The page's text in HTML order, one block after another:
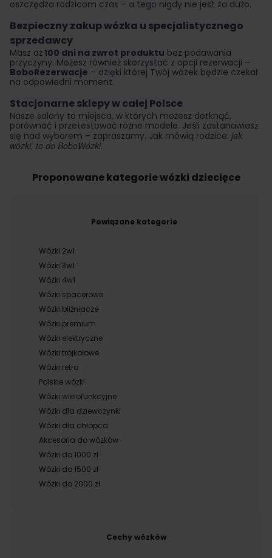
oszczędza rodzicom czas – a tego nigdy nie jest za dużo.
Bezpieczny zakup wózka u specjalistycznego
sprzedawcy
Masz aż100 dni na zwrot produktu bez podawania
przyczyny. Możesz również skorzystać z opcji rezerwacji –
BoboRezerwacje – dzięki której Twój wózek będzie czekał
na odpowiedni moment.
Stacjonarne sklepy w całej Polsce
Nasze salony to miejsca, w których możesz dotknąć,
porównać i przetestować różne modele. Jeśli zastanawiasz
się nad wyborem – zapraszamy. Jak mówią rodzice: jak
wózki, to do BoboWózki.
Proponowane kategorie wózki dziecięce
Powiązane kategorie
Wózki 2w1
Wózki 3w1
Wózki 4w1
Wózki spacerowe
Wózki bliźniacze
Wózki premium
Wózki elektryczne
Wózki trójkołowe
Wózki retro
Polskie wózki
Wózki wielofunkcyjne
Wózki dla dziewczynki
Wózki dla chłopca
Akcesoria do wózków
Wózki do 1000 zł
Wózki do 1500 zł
Wózki do 2000 zł
Cechy wózków